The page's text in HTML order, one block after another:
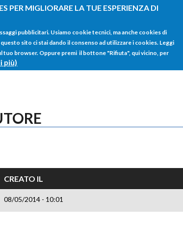
PER MIGLIORARE LA TUE ESPERIENZA DI
pubblicitari. Usiamo cookie tecnici, ma anche cookies di
sito ci stai dando il consenso ad utilizzare i cookies. Leggi
tuo browser. Oppure premi il bottone "Rifiuta", qui vicino, per
più)
HOME
CREATO IL
08/05/2014 - 10:01